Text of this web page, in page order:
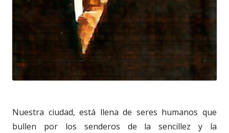
Nuestra ciudad, está llena de seres humanos que
bullen por los senderos de la sencillez y la